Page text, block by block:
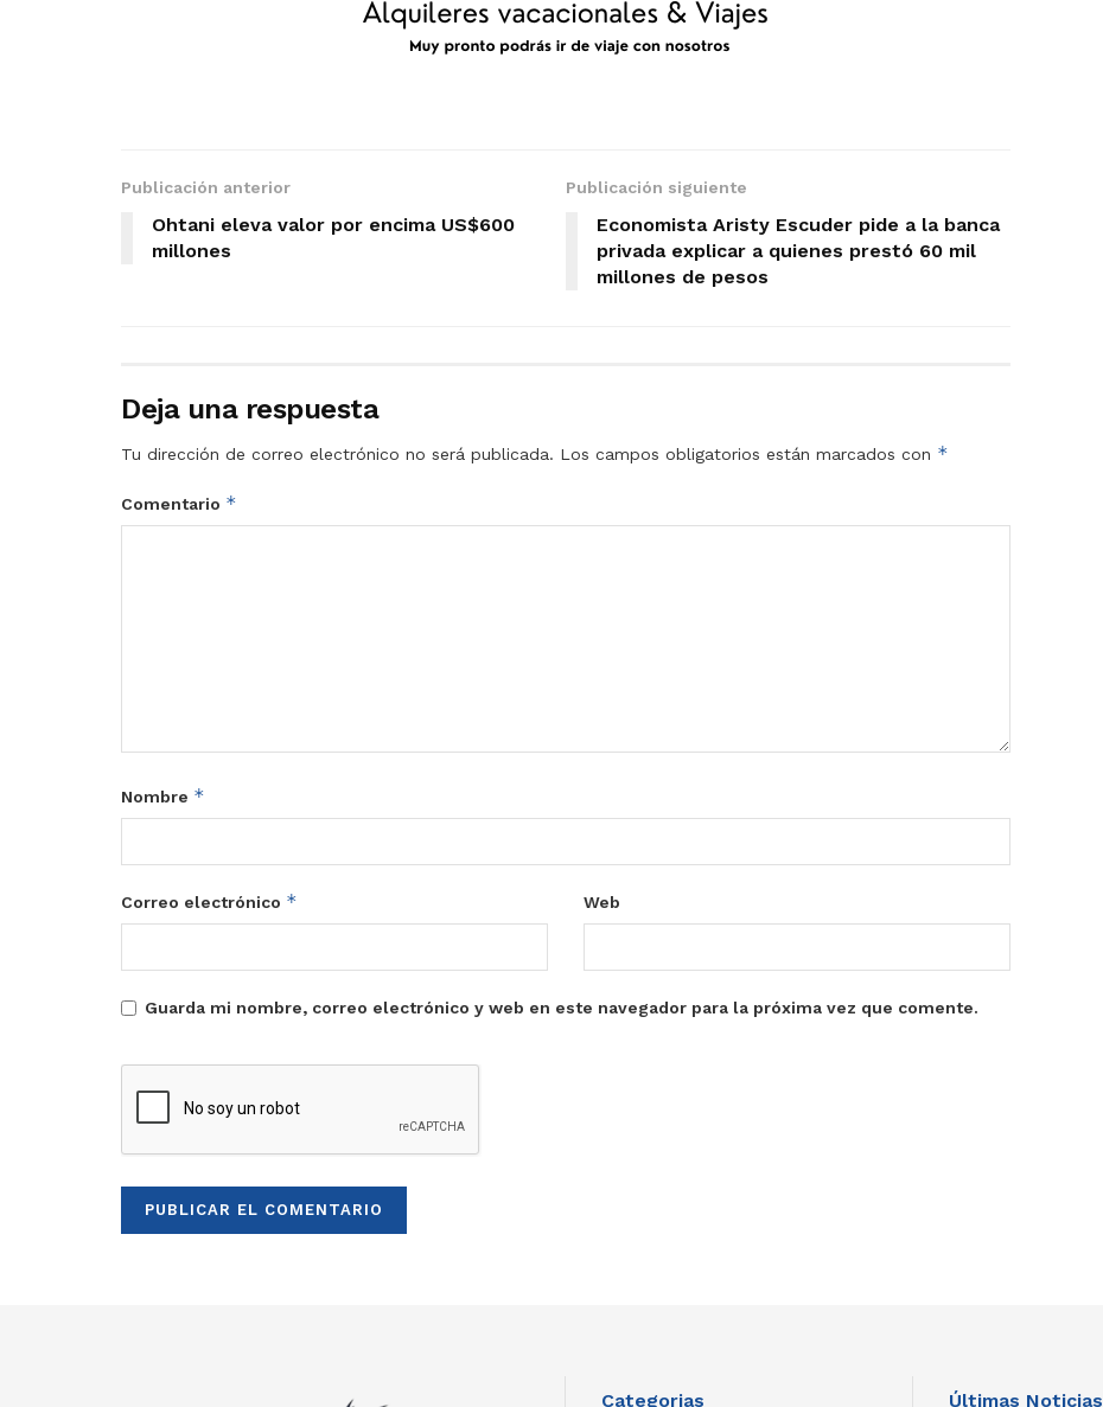
Publicación anterior
Ohtani eleva valor por encima US$600
millones
Publicación siguiente
Economista Aristy Escuder pide a la banca
privada explicar a quienes prestó 60 mil
millones de pesos
Deja una respuesta
Tu dirección de correo electrónico no será publicada. Los campos obligatorios están marcados con *
Comentario *
Nombre *
Correo electrónico * Web
Guarda mi nombre, correo electrónico y web en este navegador para la próxima vez que comente.
Categorias Últimas Noticias